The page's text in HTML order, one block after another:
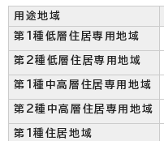
用途地域
第1種低層住居専用地域
第2種低層住居専用地域
第1種中高層住居専用地域
第2種中高層住居専用地域
第1種住居地域